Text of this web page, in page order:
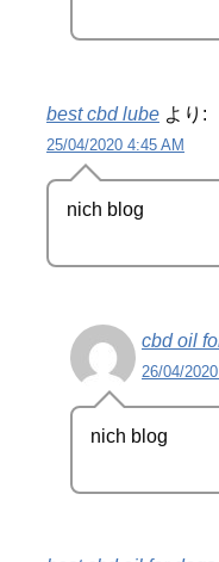
best cbd lube より:
25/04/2020 4:45 AM
nich blog
cbd oil
26/04/
nich blog